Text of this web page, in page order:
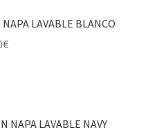
LAVABLE BLANCO
€
NAPA LAVABLE NAVY